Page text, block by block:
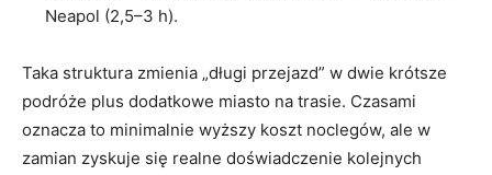
Neapol (2,5–3 h).
Taka struktura zmienia „długi przejazd” w dwie krótsze
podróże plus dodatkowe miasto na trasie. Czasami
oznacza to minimalnie wyższy koszt noclegów, ale w
zamian zyskuje się realne doświadczenie kolejnych